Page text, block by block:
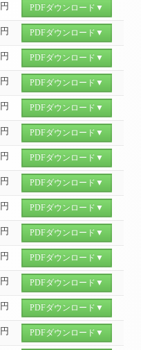
PDFダウンロード▼
PDFダウンロード▼
PDFダウンロード▼
PDFダウンロード▼
PDFダウンロード▼
PDFダウンロード▼
PDFダウンロード▼
PDFダウンロード▼
PDFダウンロード▼
PDFダウンロード▼
PDFダウンロード▼
PDFダウンロード▼
PDFダウンロード▼
PDFダウンロード▼